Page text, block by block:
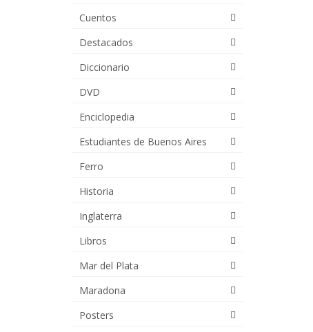
Cuentos
Destacados
Diccionario
DVD
Enciclopedia
Estudiantes de Buenos Aires
Ferro
Historia
Inglaterra
Libros
Mar del Plata
Maradona
Posters